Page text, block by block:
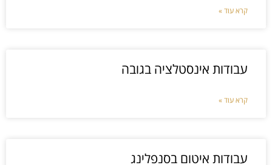
קרא עוד »
עבודות אינסטלציה בגובה
קרא עוד »
עבודות איטום בסנפלינג